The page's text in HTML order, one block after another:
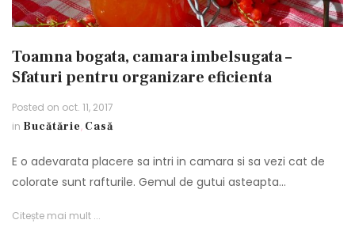
Toamna bogata, camara imbelsugata –
Sfaturi pentru organizare eficienta
Posted on oct. 11, 2017
in Bucătărie, Casă
E o adevarata placere sa intri in camara si sa vezi cat de
colorate sunt rafturile. Gemul de gutui asteapta…
Citește mai mult ...